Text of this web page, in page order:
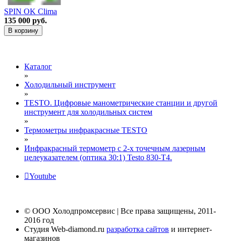
SPIN OK Clima
135 000 руб.
В корзину
Каталог
»
Холодильный инструмент
»
TESTO. Цифровые манометрические станции и другой
инструмент для холодильных систем
»
Термометры инфракрасные TESTO
»
Инфракрасный термометр с 2-х точечным лазерным
целеуказателем (оптика 30:1) Testo 830-T4.
Youtube
© ООО Холодпромсервис | Все права защищены, 2011-
2016 год
Студия Web-diamond.ru разработка сайтов и интернет-
магазинов